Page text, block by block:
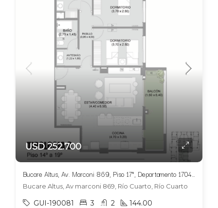
USD 252.700
Bucare Altus, Av. Marconi 869, Piso 17°, Departamento 1704, Tipologia 6
Bucare Altus, Av marconi 869, Río Cuarto, Río Cuarto
GUI-190081 3 2 144.00